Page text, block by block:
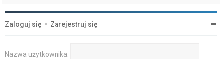
Zaloguj się • Zarejestruj się
Nazwa użytkownika: